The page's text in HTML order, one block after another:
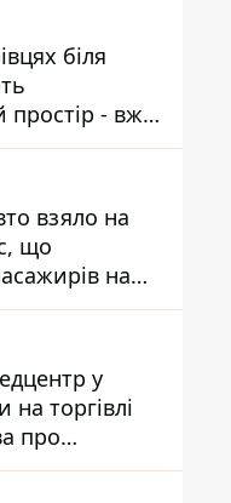
біля
простір - вже
взяло на
що
на
в
у
на торгівлі
про